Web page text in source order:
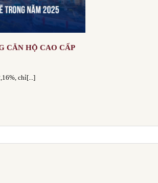
CĂN HỘ CAO CẤP
chỉ[...]